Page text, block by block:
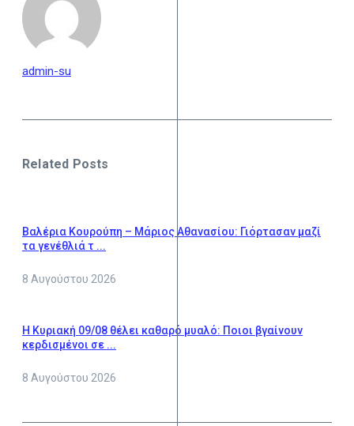
admin-su
Related Posts
Βαλέρια Κουρούπη – Μάριος Αθανασίου: Γιόρτασαν μαζί
τα γενέθλιά τ ...
8 Αυγούστου 2026
Η Κυριακή 09/08 θέλει καθαρό μυαλό: Ποιοι βγαίνουν
κερδισμένοι σε ...
8 Αυγούστου 2026